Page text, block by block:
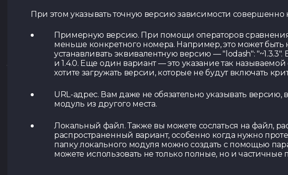
При этом указывать точную версию зависимости совершенно
Примерную версию. При помощи операторов
меньше конкретного номера. Например, это может быть
устанавливать эквивалентную версию — "lodash": "~1.3.3".
и 1.4.0. Еще один вариант — это указание так
хотите загружать версии, которые не будут включать
URL-адрес. Вам даже не обязательно указывать
модуль из другого места.
Локальный файл. Также вы можете сослаться на файл,
распространенный вариант, особенно когда нужно
папку локального модуля можно создать с помощью
можете использовать не только полные, но и частичные